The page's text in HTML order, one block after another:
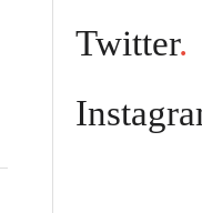
Twitter.